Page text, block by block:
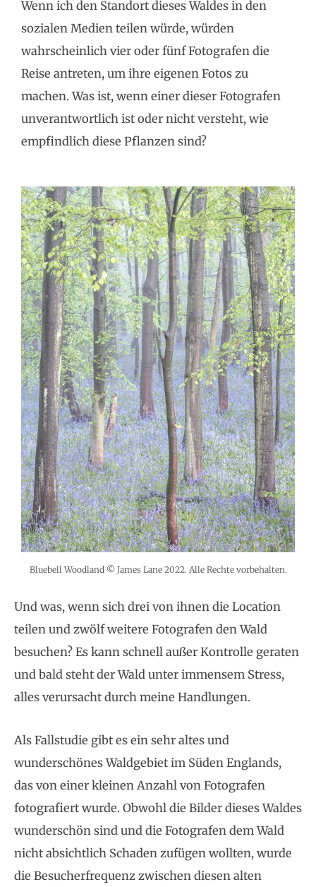
Wenn ich den Standort dieses Waldes in den
sozialen Medien teilen würde, würden
wahrscheinlich vier oder fünf Fotografen die
Reise antreten, um ihre eigenen Fotos zu
machen. Was ist, wenn einer dieser Fotografen
unverantwortlich ist oder nicht versteht, wie
empfindlich diese Pflanzen sind?
Bluebell Woodland © James Lane 2022. Alle Rechte vorbehalten.
Und was, wenn sich drei von ihnen die Location
teilen und zwölf weitere Fotografen den Wald
besuchen? Es kann schnell außer Kontrolle geraten
und bald steht der Wald unter immensem Stress,
alles verursacht durch meine Handlungen.
Als Fallstudie gibt es ein sehr altes und
wunderschönes Waldgebiet im Süden Englands,
das von einer kleinen Anzahl von Fotografen
fotografiert wurde. Obwohl die Bilder dieses Waldes
wunderschön sind und die Fotografen dem Wald
nicht absichtlich Schaden zufügen wollten, wurde
die Besucherfrequenz zwischen diesen alten